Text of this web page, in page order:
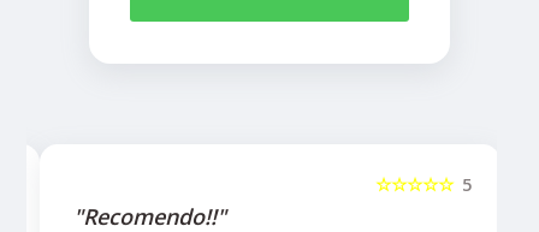
5
☆☆☆☆☆
"Recomendo!!"